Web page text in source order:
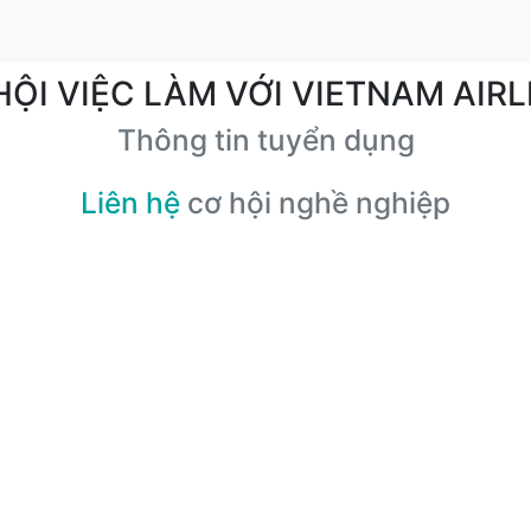
VIỆC LÀM VỚI VIETNAM
Thông tin tuyển dụng
Liên hệ cơ hội nghề nghiệp